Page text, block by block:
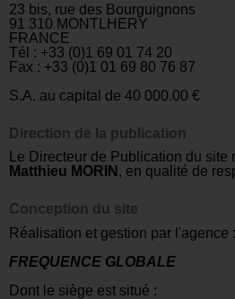
23 bis, rue des Bourguignons
91 310 MONTLHERY
FRANCE
Tél : +33 (0)1 69 01 74 20
Fax : +33 (0)1 01 69 80 76 87
S.A. au capital de 40 000.00 €
Direction de la publication
Le Directeur de Publication du site
Matthieu MORIN , en qualité de
Conception du site
Réalisation et gestion par l'agence :
FREQUENCE GLOBALE
Dont le siège est situé :